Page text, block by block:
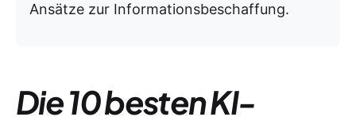
Ansätze zur Informationsbeschaffung.
Die 10 besten KI-